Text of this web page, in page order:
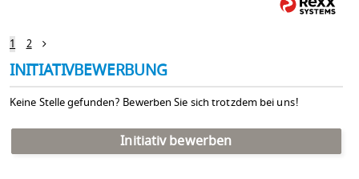
1 2
INITIATIVBEWERBUNG
Keine Stelle gefunden? Bewerben Sie sich trotzdem bei uns!
Initiativ bewerben